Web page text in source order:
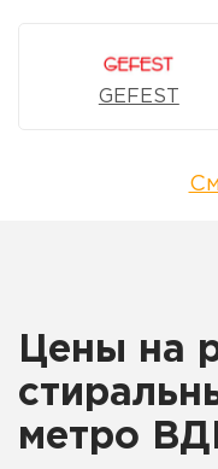
GEFEST
Цены на
метро